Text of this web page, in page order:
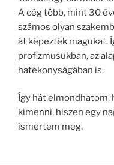
A cég több, mint 30
számos olyan
át képezték magukat.
profizmusukban, az
hatékonyságában is.
Így hát elmondhatom,
kimenni, hiszen egy
ismertem meg.